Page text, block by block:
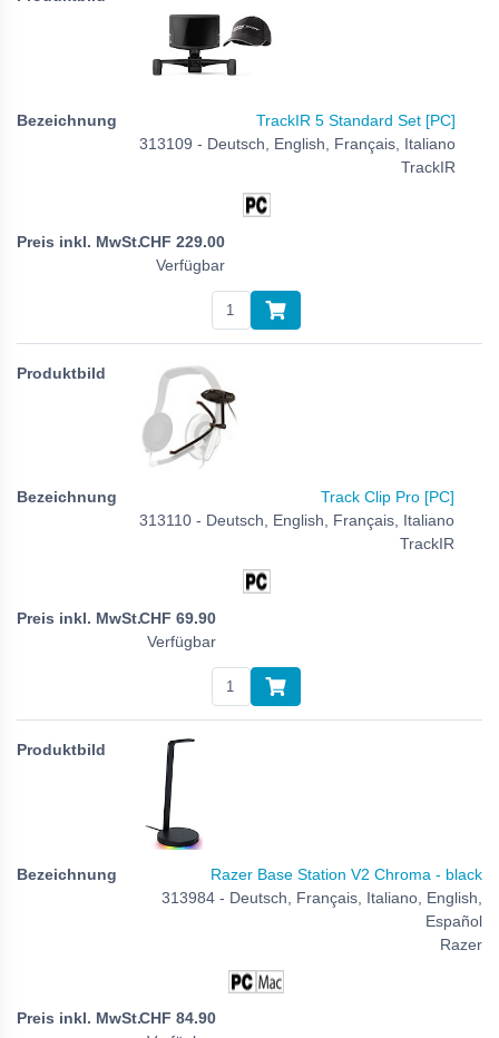
TrackIR 5 Standard Set [PC]
313109 - Deutsch, English, Français, Italiano
TrackIR
CHF 229.00
Verfügbar
Track Clip Pro [PC]
313110 - Deutsch, English, Français, Italiano
TrackIR
CHF 69.90
Verfügbar
Razer Base Station V2 Chroma - black
313984 - Deutsch, Français, Italiano, English,
Español
Razer
CHF 84.90